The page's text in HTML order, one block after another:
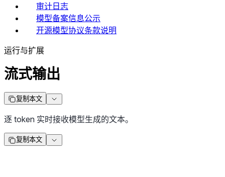
审计日志
模型备案信息公示
开源模型协议条款说明
运行与扩展
流式输出
复制本文
逐 token 实时接收模型生成的文本。
复制本文